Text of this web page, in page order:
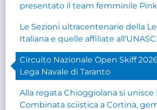
presentato il team femminile
Le Sezioni ultracentenarie della
Italiana e quelle affiliate all'UNASCI
Circuito Nazionale Open Skiff
Lega Navale di Taranto
Alla regata Chioggiolana si unisce
Combinata sciistica a Cortina,